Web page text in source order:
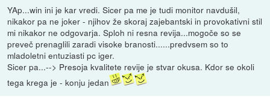
YAp...win ini je kar vredi. Sicer pa me je tudi monitor navdušil,
nikakor pa ne joker - njihov že skoraj zajebantski in provokativni stil
mi nikakor ne odgovarja. Sploh ni resna revija...mogoče so se
preveč prenaglili zaradi visoke branosti......predvsem so to
mladoletni entuziasti pc iger.
Sicer pa...--> Presoja kvalitete revije je stvar okusa. Kdor se okoli
tega krega je - konju jedan